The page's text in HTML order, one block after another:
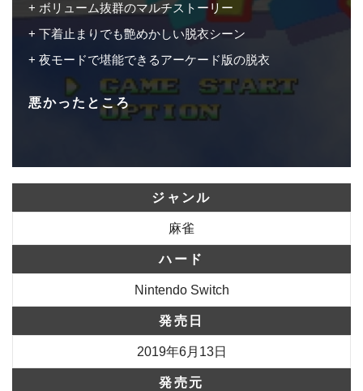
ボリューム抜群のマルチストーリー
下着止まりでも艶めかしい脱衣シーン
夜モードで堪能できるアーケード版の脱衣
悪かったところ
ジャンル
麻雀
ハード
Nintendo Switch
発売日
2019年6月13日
発売元